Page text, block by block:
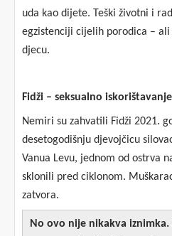
uda kao dijete. Teški životni i
egzistenciji cijelih porodica – ali
djecu.
Fidži – seksualno
Nemiri su zahvatili Fidži 2021.
desetogodišnju djevojčicu
Vanua Levu, jednom od ostrva
sklonili pred ciklonom.
zatvora.
No ovo nije nikakva iznimka.